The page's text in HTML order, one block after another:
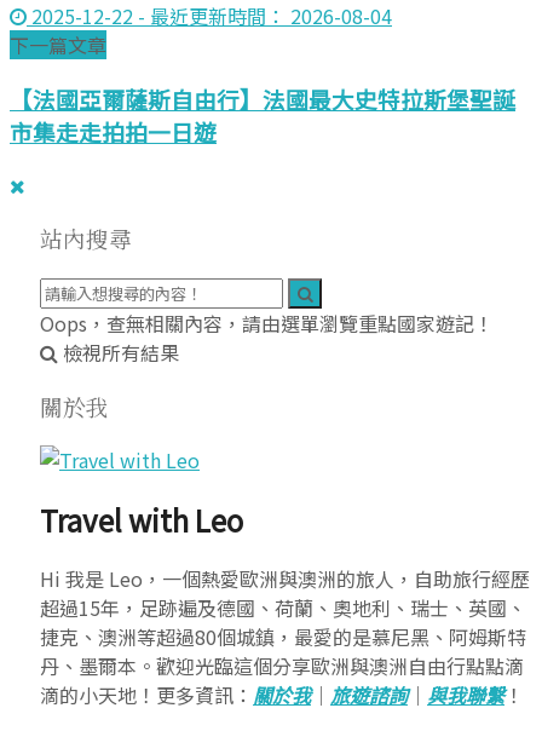
2025-12-22 - 最近更新時間： 2026-08-04
下一篇文章
【法國亞爾薩斯自由行】法國最大史特拉斯堡聖誕
市集走走拍拍一日遊
站內搜尋
Oops，查無相關內容，請由選單瀏覽重點國家遊記！
檢視所有結果
關於我
Travel with Leo
Hi 我是 Leo，一個熱愛歐洲與澳洲的旅人，自助旅行經歷
超過15年，足跡遍及德國、荷蘭、奧地利、瑞士、英國、
捷克、澳洲等超過80個城鎮，最愛的是慕尼黑、阿姆斯特
丹、墨爾本。歡迎光臨這個分享歐洲與澳洲自由行點點滴
滴的小天地！更多資訊： 關於我｜ 旅遊諮詢｜ 與我聯繫！